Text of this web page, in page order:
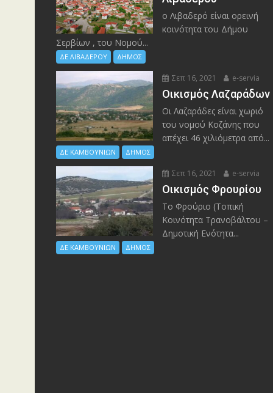
ο Λιβαδερό είναι ορεινή
κοινότητα του Δήμου
Σερβίων , του Νομού...
ΔΕ ΛΙΒΑΔΕΡΟΥ ΔΗΜΟΣ
Σεπ 16, 2021 e-servia
Οικισμός Λαζαράδων
Οι Λαζαράδες είναι χωριό
του νομού Κοζάνης που
απέχει 46 χιλιόμετρα από...
ΔΕ ΚΑΜΒΟΥΝΙΩΝ ΔΗΜΟΣ
Σεπ 16, 2021 e-servia
Οικισμός Φρουρίου
Το Φρούριο (Τοπική
Κοινότητα Τρανοβάλτου –
Δημοτική Ενότητα...
ΔΕ ΚΑΜΒΟΥΝΙΩΝ ΔΗΜΟΣ